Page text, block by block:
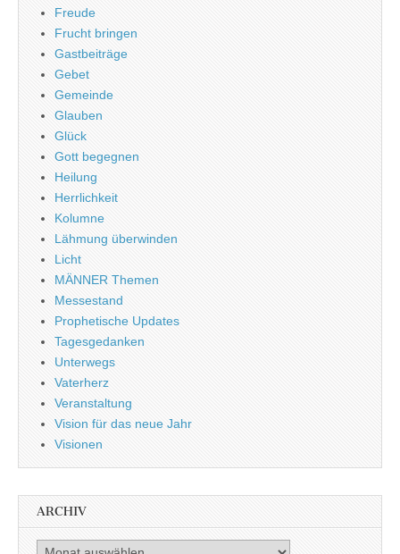
Freude
Frucht bringen
Gastbeiträge
Gebet
Gemeinde
Glauben
Glück
Gott begegnen
Heilung
Herrlichkeit
Kolumne
Lähmung überwinden
Licht
MÄNNER Themen
Messestand
Prophetische Updates
Tagesgedanken
Unterwegs
Vaterherz
Veranstaltung
Vision für das neue Jahr
Visionen
ARCHIV
Archiv